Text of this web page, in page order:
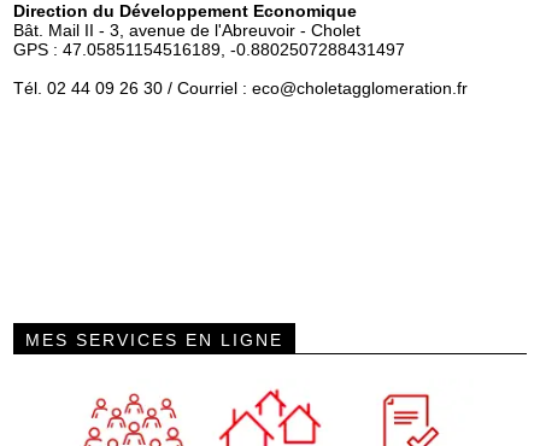
Direction du Développement Economique
Bât. Mail II - 3, avenue de l'Abreuvoir - Cholet
GPS : 47.05851154516189, -0.8802507288431497
Tél. 02 44 09 26 30 / Courriel :eco@choletagglomeration.fr
MES SERVICES EN LIGNE